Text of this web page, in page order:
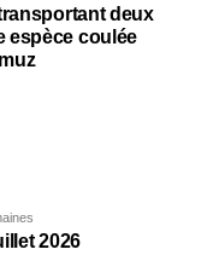
deux
espèce coulée
2026